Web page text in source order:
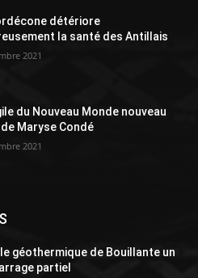
détériore
la santé des Antillais
2021
du Nouveau Monde nouveau
Maryse Condé
2021
géothermique de Bouillante un
partiel